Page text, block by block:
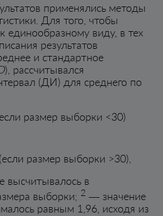
применялись методы
Для того, чтобы
единообразному виду, в тех
результатов
и стандартное
), рассчитывался
(ДИ) для среднего по
размер выборки <30)
размер выборки >30),
высчитывалось в
выборки; 2 — значение
равным 1,96, исходя из